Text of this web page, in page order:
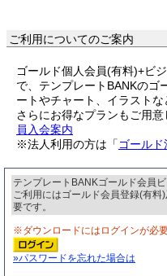
ご利用についてのご案内
ゴールド個人会員(有料)+ビ
で、テンプレートBANKのゴ
ートやチャート、イラストな
さらにお得なプランもご用
員入会案内
※法人利用の方は「 ゴールド
テンプレートBANKゴールド会員
ご利用にはゴールド会員登録(有
要です。
※ダウンロードにはログインが必
»パスワードを忘れた場合は